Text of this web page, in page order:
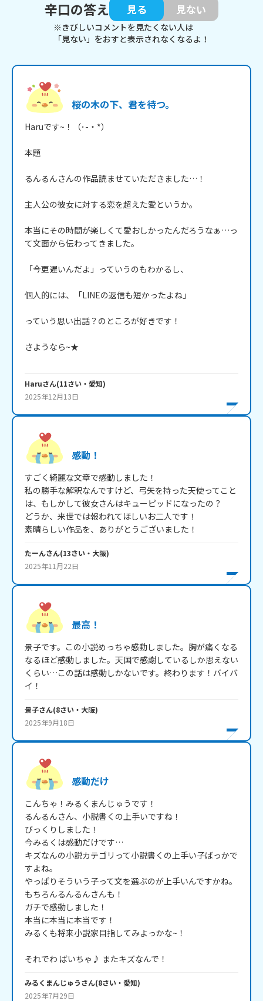
辛口の答え
見る 見ない
※きびしいコメントを見たくない人は
「見ない」をおすと表示されなくなるよ！
桜の木の下、君を待つ。
Haruです~！（･-・*）
本題
るんるんさんの作品読ませていただきました…！
主人公の彼女に対する恋を超えた愛というか。
本当にその時間が楽しくて愛おしかったんだろうなぁ…っ
て文面から伝わってきました。
「今更遅いんだよ」っていうのもわかるし、
個人的には、「LINEの返信も短かったよね」
っていう思い出話？のところが好きです！
さようなら~★
Haruさん(11さい・ 愛知)
2025年12月13日
感動！
すごく綺麗な文章で感動しました！
私の勝手な解釈なんですけど、弓矢を持った天使ってこと
は、もしかして彼女さんはキューピッドになったの？
どうか、来世では報われてほしいお二人です！
素晴らしい作品を、ありがとうございました！
たーんさん(13さい・ 大阪)
2025年11月22日
最高！
景子です。この小説めっちゃ感動しました。胸が痛くなる
なるほど感動しました。天国で感謝しているしか思えない
くらい…この話は感動しかないです。終わります！バイバ
イ！
景子さん(8さい・ 大阪)
2025年9月18日
感動だけ
こんちゃ！みるくまんじゅうです！
るんるんさん、小説書くの上手いですね！
びっくりしました！
今みるくは感動だけです…
キズなんの小説カテゴリって小説書くの上手い子ばっかで
すよね。
やっぱりそういう子って文を選ぶのが上手いんですかね。
もちろんるんるんさんも！
ガチで感動しました！
本当に本当に本当です！
みるくも将来小説家目指してみよっかな~！
それでわ ばいちゃ♪ またキズなんで！
みるくまんじゅうさん(8さい・ 愛知)
2025年7月29日